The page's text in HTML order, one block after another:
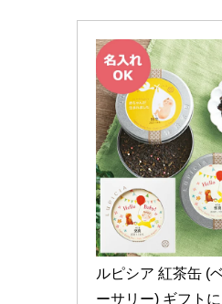
ルピシア 紅茶缶 (
ーサリー) ギフト